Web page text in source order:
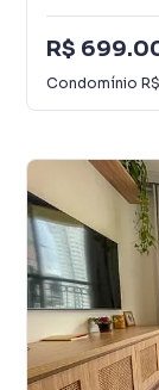
R$
Condomínio